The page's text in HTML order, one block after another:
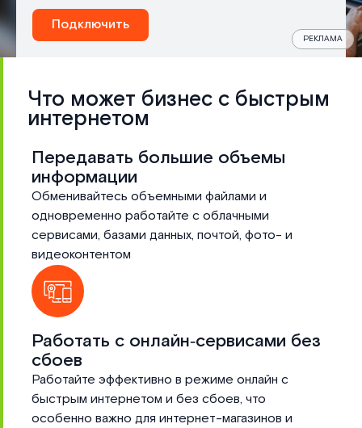
Подключить
РЕКЛАМА
Фиксированный
интернет
Что может бизнес с быстрым
интернетом
Передавать большие объемы
информации
Обменивайтесь объемными файлами и
одновременно работайте с облачными
сервисами, базами данных, почтой, фото- и
видеоконтентом
Работать с онлайн‑сервисами без
сбоев
Работайте эффективно в режиме онлайн с
быстрым интернетом и без сбоев, что
особенно важно для интернет-магазинов и